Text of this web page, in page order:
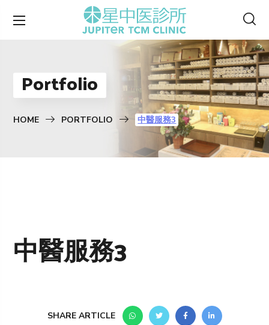
Portfolio
HOME PORTFOLIO 中醫服務3
中醫服務3
SHARE ARTICLE